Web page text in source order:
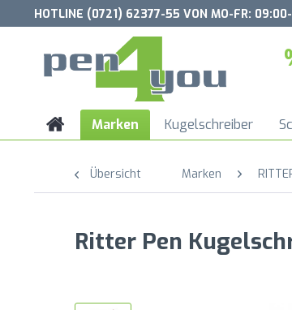
HOTLINE (0721) 62377-55 VON MO-FR:
Marken Kugelschreiber
Übersicht Marken
Ritter Pen